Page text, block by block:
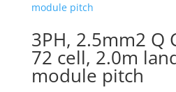
3PH, 2.5mm2 Q
72 cell, 2.0m
module pitch